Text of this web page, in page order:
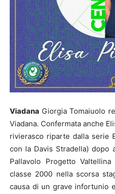
Viadana Giorgia Tomaiuolo
Viadana. Confermata anche
rivierasco riparte dalla serie
con la Davis Stradella) dopo
Pallavolo Progetto
classe 2000 nella scorsa
causa di un grave infortunio